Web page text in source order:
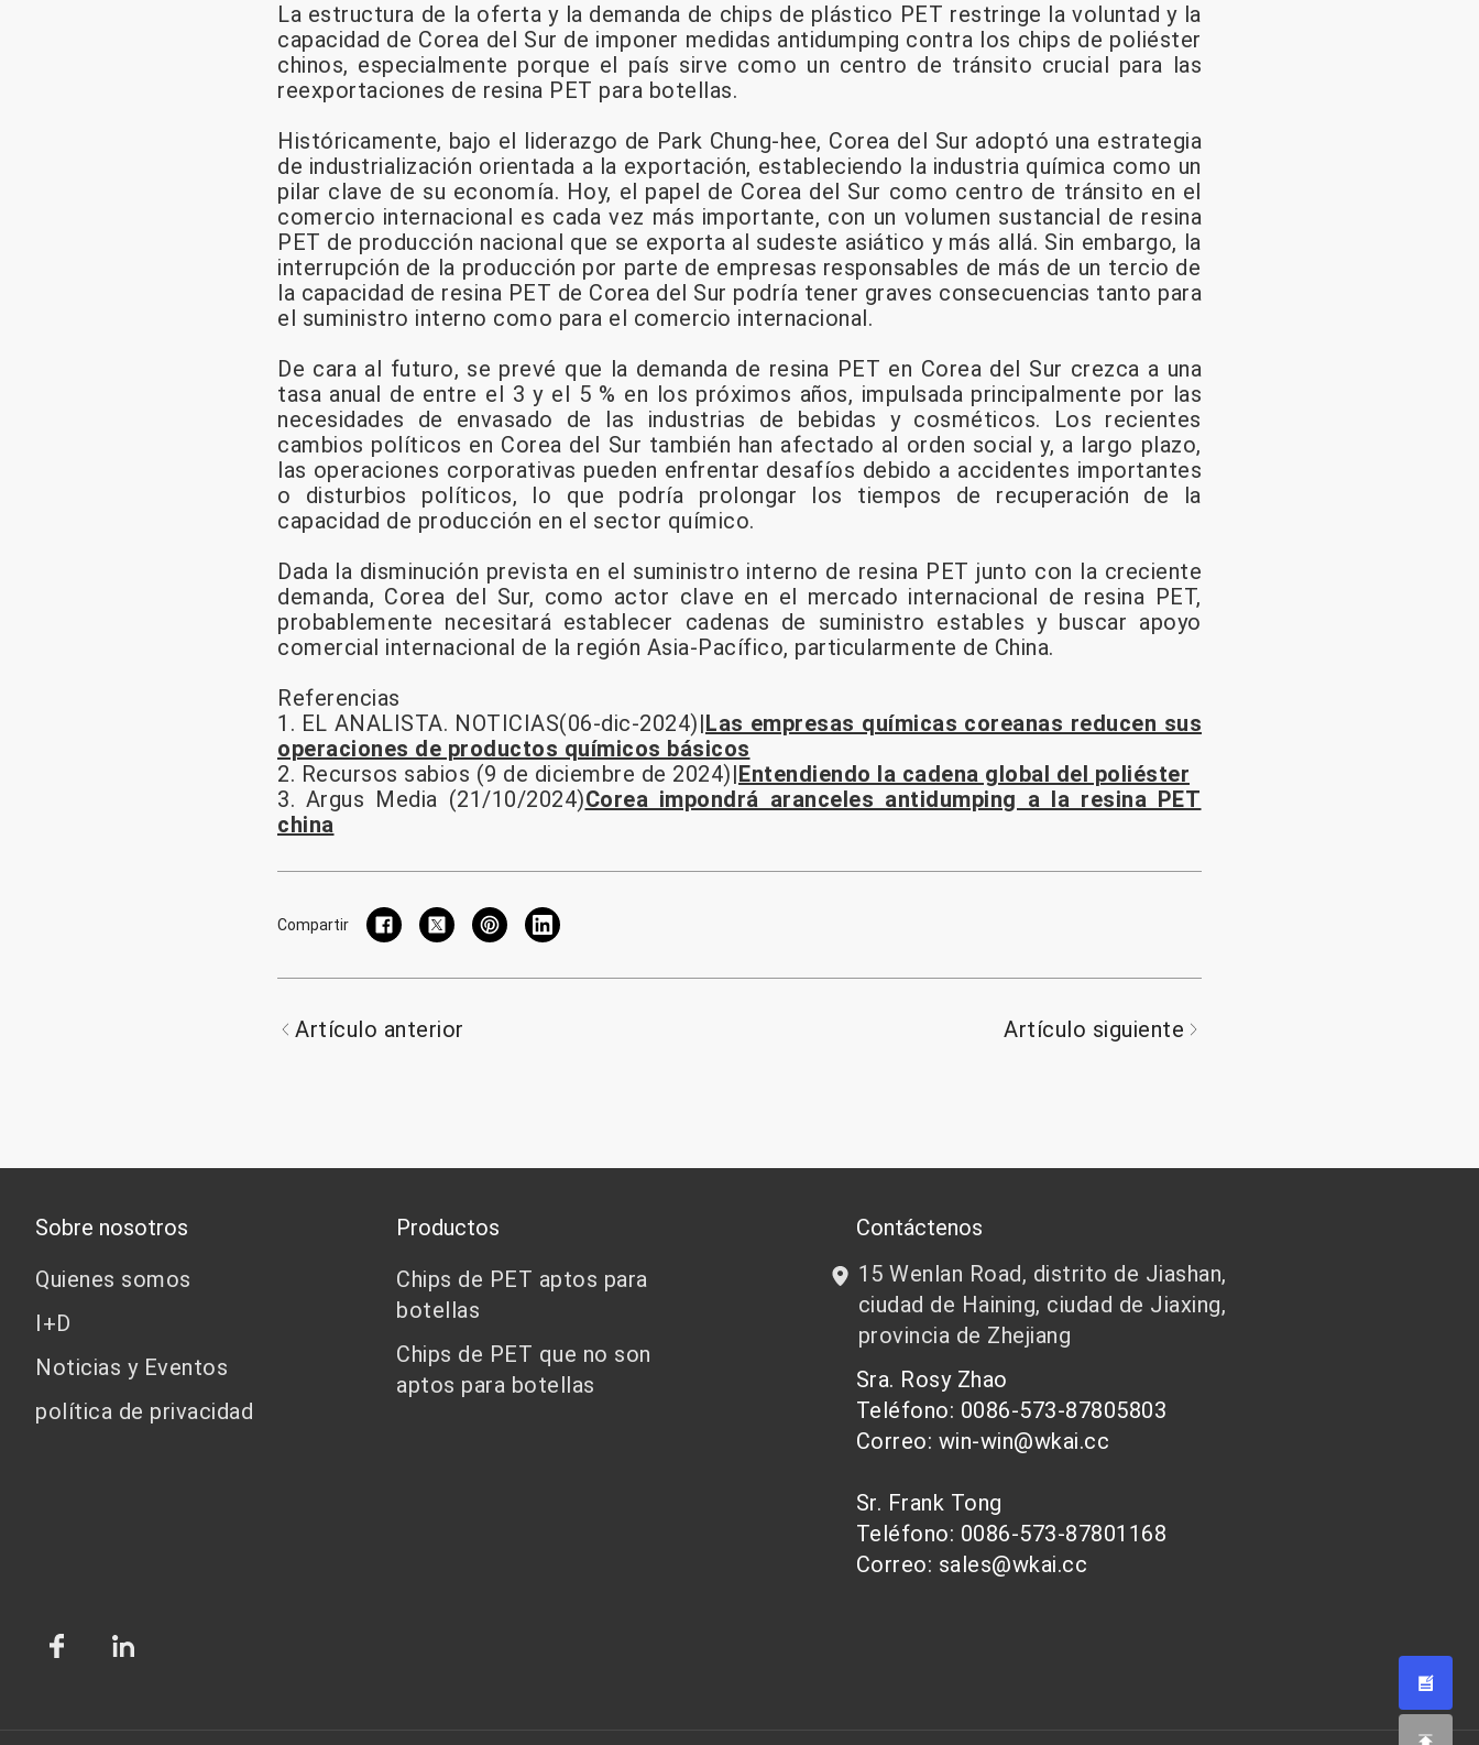
La estructura de la oferta y la demanda de chips de plástico PET restringe la voluntad y la
capacidad de Corea del Sur de imponer medidas antidumping contra los chips de poliéster
chinos, especialmente porque el país sirve como un centro de tránsito crucial para las
reexportaciones de resina PET para botellas.
Históricamente, bajo el liderazgo de Park Chung-hee, Corea del Sur adoptó una estrategia
de industrialización orientada a la exportación, estableciendo la industria química como un
pilar clave de su economía. Hoy, el papel de Corea del Sur como centro de tránsito en el
comercio internacional es cada vez más importante, con un volumen sustancial de resina
PET de producción nacional que se exporta al sudeste asiático y más allá. Sin embargo, la
interrupción de la producción por parte de empresas responsables de más de un tercio de
la capacidad de resina PET de Corea del Sur podría tener graves consecuencias tanto para
el suministro interno como para el comercio internacional.
De cara al futuro, se prevé que la demanda de resina PET en Corea del Sur crezca a una
tasa anual de entre el 3 y el 5 % en los próximos años, impulsada principalmente por las
necesidades de envasado de las industrias de bebidas y cosméticos. Los recientes
cambios políticos en Corea del Sur también han afectado al orden social y, a largo plazo,
las operaciones corporativas pueden enfrentar desafíos debido a accidentes importantes
o disturbios políticos, lo que podría prolongar los tiempos de recuperación de la
capacidad de producción en el sector químico.
Dada la disminución prevista en el suministro interno de resina PET junto con la creciente
demanda, Corea del Sur, como actor clave en el mercado internacional de resina PET,
probablemente necesitará establecer cadenas de suministro estables y buscar apoyo
comercial internacional de la región Asia-Pacífico, particularmente de China.
Referencias
1. EL ANALISTA. NOTICIAS(06-dic-2024)|Las empresas químicas coreanas reducen sus
operaciones de productos químicos básicos
2. Recursos sabios (9 de diciembre de 2024)|Entendiendo la cadena global del poliéster
3. Argus Media (21/10/2024)Corea impondrá aranceles antidumping a la resina PET
china
Compartir
Artículo anterior Artículo siguiente
Sobre nosotros
Quienes somos
I+D
Noticias y Eventos
política de privacidad
Productos
Chips de PET aptos para
botellas
Chips de PET que no son
aptos para botellas
Contáctenos
15 Wenlan Road, distrito de Jiashan,
ciudad de Haining, ciudad de Jiaxing,
provincia de Zhejiang
Sra. Rosy Zhao
Teléfono: 0086-573-87805803
Correo: win-win@wkai.cc
Sr. Frank Tong
Teléfono: 0086-573-87801168
Correo: sales@wkai.cc